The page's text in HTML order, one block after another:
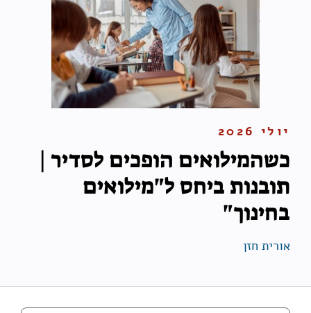
יולי 2026
כשהמילואים הופכים לסדיר |
תובנות ביחס ל"מילואים
בחינוך"
אורית חזן